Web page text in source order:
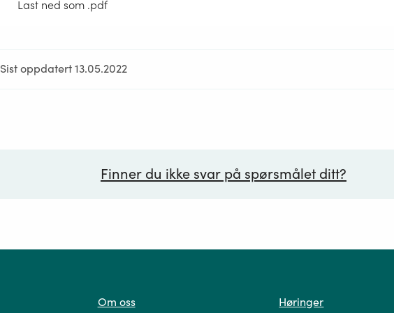
Last ned som .pdf
Sist oppdatert 13.05.2022
Finner du ikke svar på spørsmålet ditt?
Om oss Høringer